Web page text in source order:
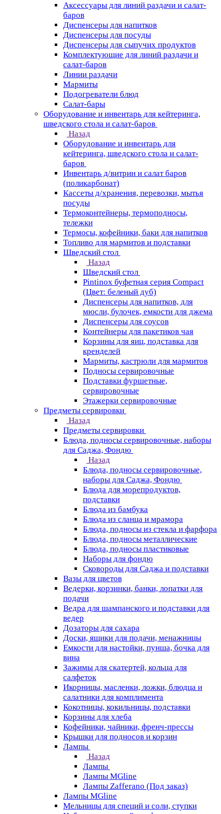
Аксессуары для линий раздачи и салат-
баров
Диспенсеры для напитков
Диспенсеры для посуды
Диспенсеры для сыпучих продуктов
Комплектующие для линий раздачи и
салат-баров
Линии раздачи
Мармиты
Подогреватели блюд
Салат-бары
Оборудование и инвентарь для кейтеринга,
шведского стола и салат-баров
Назад
Оборудование и инвентарь для
кейтеринга, шведского стола и салат-
баров
Инвентарь д/витрин и салат баров
(поликарбонат)
Кассеты д/хранения, перевозки, мытья
посуды
Термоконтейнеры, термоподносы,
тележки
Термосы, кофейники, баки для напитков
Топливо для мармитов и подставки
Шведский стол
Назад
Шведский стол
Pintinox буфетная серия Compact
(Цвет: беленый дуб)
Диспенсеры для напитков, для
мюсли, булочек, емкости для джема
Диспенсеры для соусов
Контейнеры для пакетиков чая
Корзины для яиц, подставка для
кренделей
Мармиты, кастрюли для мармитов
Подносы сервировочные
Подставки фуршетные,
сервировочные
Этажерки сервировочные
Предметы сервировки
Назад
Предметы сервировки
Блюда, подносы сервировочные, наборы
для Саджа, Фондю
Назад
Блюда, подносы сервировочные,
наборы для Саджа, Фондю
Блюда для морепродуктов,
подставки
Блюда из бамбука
Блюда из сланца и мрамора
Блюда, подносы из стекла и фарфора
Блюда, подносы металлические
Блюда, подносы пластиковые
Наборы для фондю
Сковороды для Саджа и подставки
Вазы для цветов
Ведерки, корзинки, банки, лопатки для
подачи
Ведра для шампанского и подставки для
ведер
Дозаторы для сахара
Доски, ящики для подачи, менажницы
Емкости для настойки, пунша, бочка для
вина
Зажимы для скатертей, кольца для
салфеток
Икорницы, масленки, ложки, блюдца и
салатники для комплимента
Кокотницы, кокильницы, подставки
Корзины для хлеба
Кофейники, чайники, френч-прессы
Крышки для подносов и корзин
Лампы
Назад
Лампы
Лампы MGline
Лампы Zafferano (Под заказ)
Лампы MGline
Мельницы для специй и соли, ступки